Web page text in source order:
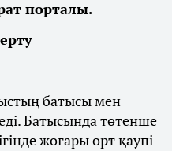
порталы.
батысы мен
Батысында төтенше
жоғары өрт қаупі